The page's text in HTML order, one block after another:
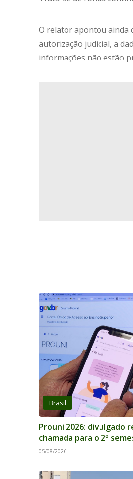
O relator apontou ainda
autorização judicial, a
informações não estão
Brasil
Prouni 2026: divulgado
chamada para o 2º
05/08/2026